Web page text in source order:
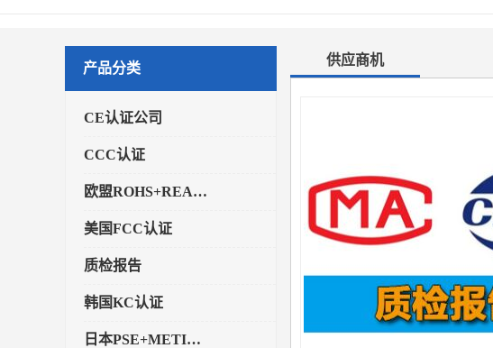
产品分类
CE认证公司
CCC认证
欧盟ROHS+REACH认证
美国FCC认证
质检报告
韩国KC认证
日本PSE+METI备案
供应商机